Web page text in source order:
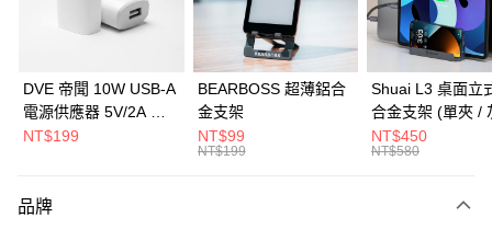
華南商業銀行
彰化商業銀行
上海商業儲蓄銀行
台北富邦商業銀行
兆豐國際商業銀行
臺灣中小企業銀行
台中商業銀行
匯豐（台灣）商業銀行
華泰商業銀行
聯邦商業銀行
元大商業銀行
台灣樂天信用卡公司
合作金庫商業銀行
第一商業銀行
彰化商業銀行
台北富邦商業銀行
國泰世華商業銀行
兆豐國際商業銀行
臺灣中小企業銀行
匯豐（台灣）商業銀行
玉山商業銀行
街口支付
悠遊付
DVE 帝聞 10W USB-A
電源供應器 5V/2A 充
電頭 (適用閱讀器、小
NT$199
BEARBOSS 超薄鋁合
金支架
NT$99
NT$199
Shuai L3 桌面立
合金支架 (單夾 /
NT$450
NT$580
品牌